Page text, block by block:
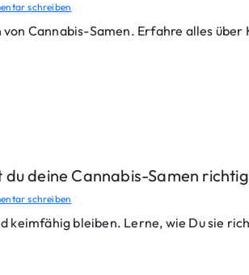
schreiben
Cannabis-Samen. Erfahre alles
deine Cannabis-Samen
schreiben
keimfähig bleiben. Lerne, wie Du sie